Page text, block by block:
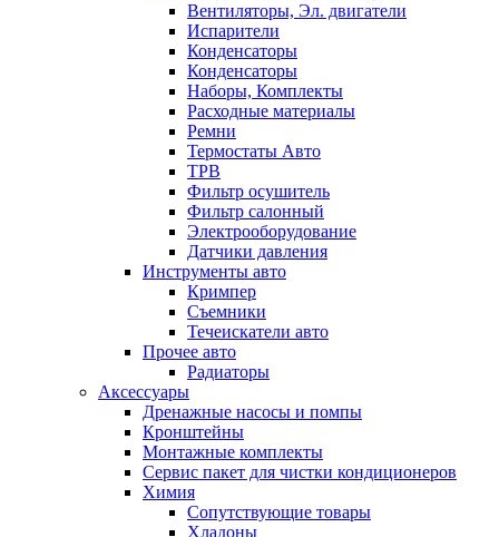
Вентиляторы, Эл. двигатели
Испарители
Конденсаторы
Конденсаторы
Наборы, Комплекты
Расходные материалы
Ремни
Термостаты Авто
ТРВ
Фильтр осушитель
Фильтр салонный
Электрооборудование
Датчики давления
Инструменты авто
Кримпер
Съемники
Течеискатели авто
Прочее авто
Радиаторы
Аксессуары
Дренажные насосы и помпы
Кронштейны
Монтажные комплекты
Сервис пакет для чистки кондиционеров
Химия
Сопутствующие товары
Хладоны